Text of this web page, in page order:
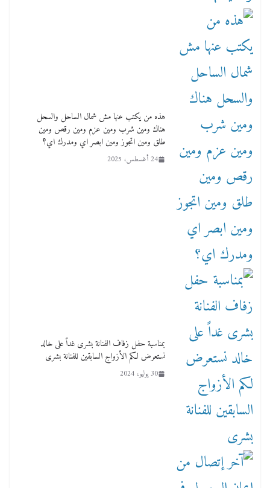
هذه من يكتب عنها مش شمال الساحل والسحل
هناك ومين شرب ومين عزم ومين رقص ومين
طلق ومين اتجوز ومين ابصر اي ومدرك اي؟
24 أغسطس، 2025
بمناسبة حفل زفاف الفنانة بشرى غداً على خالد
نستعرض لكم الأزواج السابقين للفنانة بشرى
30 يوليو، 2024